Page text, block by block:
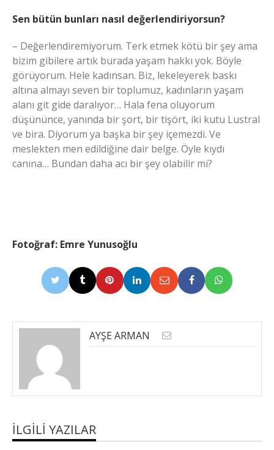
Sen bütün bunları nasıl değerlendiriyorsun?
– Değerlendiremiyorum. Terk etmek kötü bir şey ama
bizim gibilere artık burada yaşam hakkı yok. Böyle
görüyorum. Hele kadınsan. Biz, lekeleyerek baskı
altına almayı seven bir toplumuz, kadınların yaşam
alanı git gide daralıyor… Hala fena oluyorum
düşününce, yanında bir şort, bir tişört, iki kutu Lustral
ve bira. Diyorum ya başka bir şey içemezdi. Ve
meslekten men edildiğine dair belge. Öyle kıydı
canına… Bundan daha acı bir şey olabilir mi?
Fotoğraf: Emre Yunusoğlu
AYŞE ARMAN
İLGILI YAZILAR